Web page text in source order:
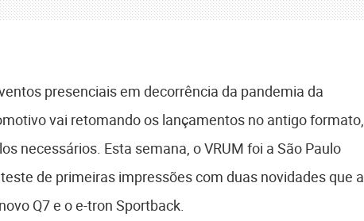
presenciais em decorrência da pandemia da
vai retomando os lançamentos no antigo formato,
necessários. Esta semana, o VRUM foi a São Paulo
de primeiras impressões com duas novidades que a
Q7 e o e-tron Sportback.